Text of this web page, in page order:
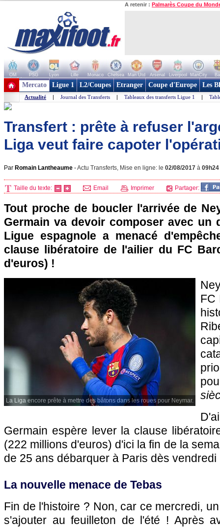
A retenir : Palmarès Coupe du
OM PSG Lyon Lille Monaco Chelsea Man Utd Arsenal Liverpool ManCity
+ de clubs
Mercato Ligue 1 L2/Coupes Etranger Coupe d'Europe Les
Actualité | Journal des Transferts | Tableaux des transferts Ligue 1 |
Transfert : prête à refuser
Liga veut faire capoter
Par Romain Lantheaume -Actu Transferts, Mise en ligne: le 02/08/2017 à 09h24
Taille du texte: Email Imprimer Partager:
Tout proche de boucler l'arrivée de
Germain va devoir composer avec un
Ligue espagnole a menacé
clause libératoire de l'ailier du FC
d'euros) !
La Liga encore prête à mettre des bâtons dans les roues pour Neymar.
FC
Germain espère lever la clause
(222 millions d'euros) d'ici la fin de la
de 25 ans débarquer à Paris dès vendredi
La nouvelle menace de Tebas
Fin de l'histoire ? Non, car ce mercredi,
s'ajouter au feuilleton de l'été ! Après